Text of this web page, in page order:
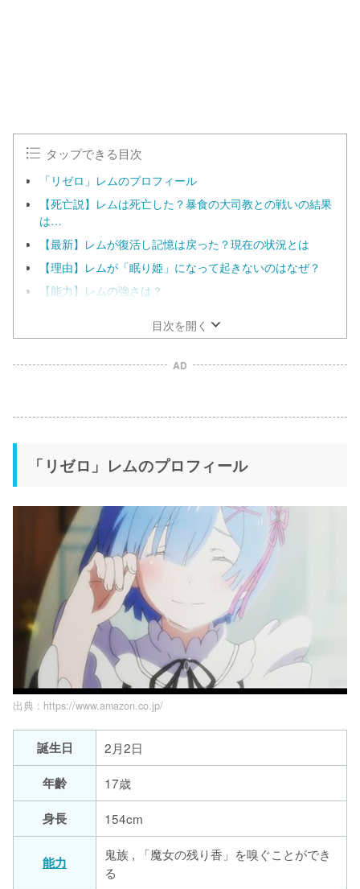
タップできる目次
「リゼロ」レムのプロフィール
【死亡説】レムは死亡した？暴食の大司教との戦いの結果
は…
【最新】レムが復活し記憶は戻った？現在の状況とは
【理由】レムが「眠り姫」になって起きないのはなぜ？
【能力】レムの強さは？
目次を開く
AD
「リゼロ」レムのプロフィール
出典 : https://www.amazon.co.jp/
誕生日
2月2日
年齡
17歳
身長
154cm
能力
鬼族 , 「魔女の残り香」を嗅ぐことができ
る